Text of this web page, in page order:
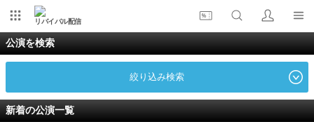
リバイバル配信
公演を検索
絞り込み検索
新着の公演一覧